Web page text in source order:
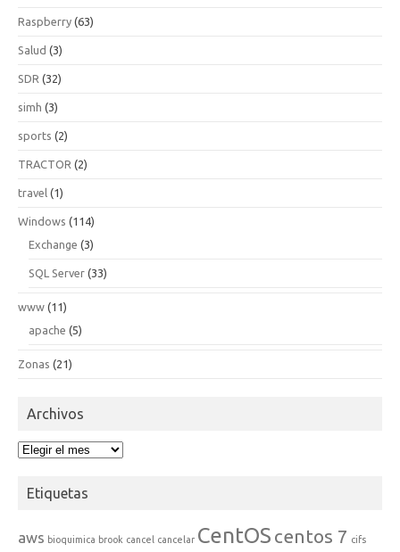
Raspberry (63)
Salud (3)
SDR (32)
simh (3)
sports (2)
TRACTOR (2)
travel (1)
Windows (114)
Exchange (3)
SQL Server (33)
www (11)
apache (5)
Zonas (21)
Archivos
Archivos
Etiquetas
aws bioquimica brook cancel cancelar CentOS centos 7 cifs